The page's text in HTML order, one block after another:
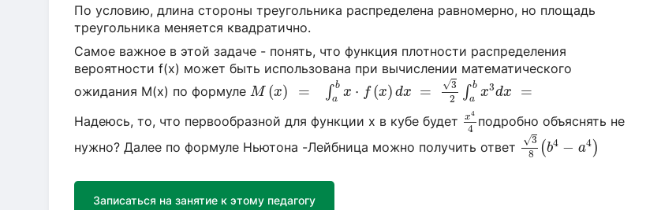
По условию, длина стороны треугольника распределена равномерно, но площадь
треугольника меняется квадратично.
Самое важное в этой задаче - понять, что функция плотности распределения
вероятности f(x) может быть использована при вычислении математического
ожидания M(x) по формуле M (x) = ∫ b
a x ⋅ f (x) dx = √3
2
∫ b
a x3dx =
M (x) = ∫abx⋅f( x)dx = 3 2∫abx3dx =
Надеюсь, то, что первообразной для функции x в кубе будет x4
4
4
подробно объяснять не
нужно? Далее по формуле Ньютона -Лейбница можно получить ответ
√3
8
(b4 − a4 )
8
Записаться на занятие к этому педагогу